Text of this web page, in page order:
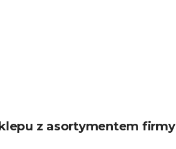
z asortymentem firmy